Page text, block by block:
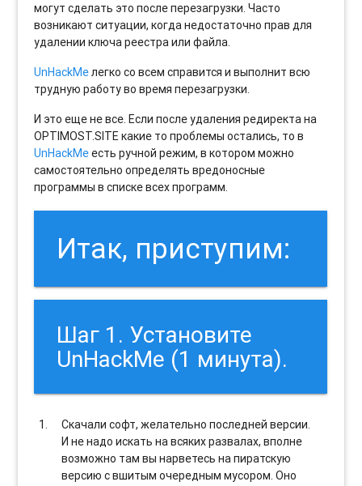
могут сделать это после перезагрузки. Часто
возникают ситуации, когда недостаточно прав для
удалении ключа реестра или файла.
UnHackMeлегко со всем справится и выполнит всю
трудную работу во время перезагрузки.
И это еще не все. Если после удаления редиректа на
OPTIMOST.SITE какие то проблемы остались, то в
UnHackMeесть ручной режим, в котором можно
самостоятельно определять вредоносные
программы в списке всех программ.
Итак, приступим:
Шаг 1. Установите
UnHackMe (1 минута).
Скачали софт, желательно последней версии.
И не надо искать на всяких развалах, вполне
возможно там вы нарветесь на пиратскую
версию с вшитым очередным мусором. Оно